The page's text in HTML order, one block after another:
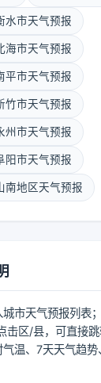
水市天气预报
海市天气预报
平市天气预报
竹市天气预报
州市天气预报
阳市天气预报
南地区天气预报
市天气预报列表
击区/县，可直接
温、7天天气趋